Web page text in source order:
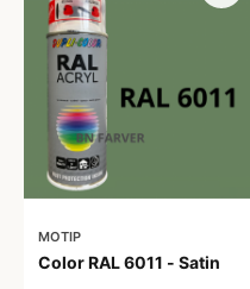
MOTIP
Color RAL 6011 - Satin